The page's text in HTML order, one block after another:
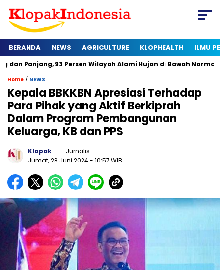
BERANDA NEWS AGRICULTURE KLOPHEALTH ILMU
93 Persen Wilayah Alami Hujan di Bawah Normal
Home / NEWS
Kepala BBKKBN Apresiasi Terhadap
Para Pihak yang Aktif Berkiprah
Dalam Program Pembangunan
Keluarga, KB dan PPS
Klopak
- Jurnalis
Jumat, 28 Juni 2024- 10:57 WIB